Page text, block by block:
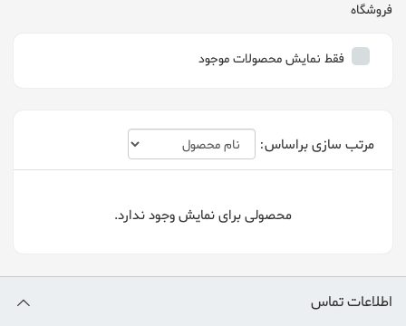
فروشگاه
فقط نمایش محصولات موجود
مرتب سازی براساس:
محصولی برای نمایش وجود ندارد.
اطلاعات تماس